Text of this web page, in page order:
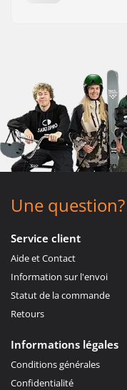
Une question?
Service client
Aide et Contact
Information sur l'envoi
Statut de la commande
Retours
Informations légales
Conditions générales
Confidentialité